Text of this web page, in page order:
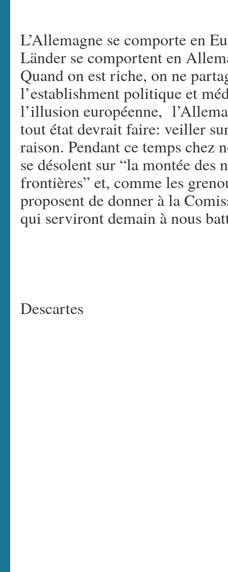
L’Allemagne se comporte en
Länder se comportent en
Quand on est riche, on ne
l’establishment politique et
l’illusion européenne,
tout état devrait faire: veiller
raison. Pendant ce temps chez
se désolent sur “la montée des
frontières” et, comme les
proposent de donner à la
qui serviront demain à nous
Descartes